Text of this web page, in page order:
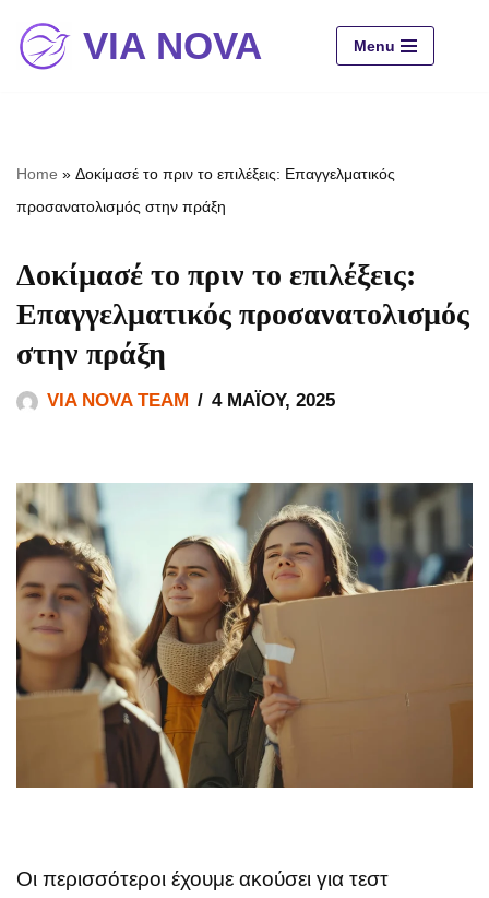
ΜεταπηδήστεVIA NOVA Menu
Home » Δοκίμασέ το πριν το επιλέξεις: Επαγγελματικός
προσανατολισμός στην πράξη
Δοκίμασέ το πριν το επιλέξεις:
Επαγγελματικός προσανατολισμός
στην πράξη
VIA NOVA TEAM 4 ΜΑΪ́ΟΥ, 2025
Οι περισσότεροι έχουμε ακούσει για τεστ